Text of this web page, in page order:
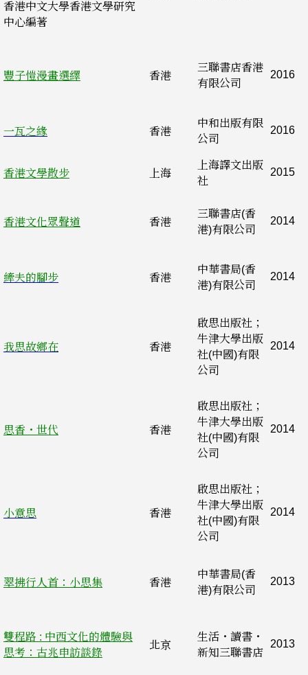
香港中文大學香港文學研究
中心編著
豐子愷漫畫選繹 香港
三聯書店香港
有限公司
2016
一瓦之緣 香港
中和出版有限
公司
2016
香港文學散步 上海
上海譯文出版
社
2015
香港文化眾聲道 香港
三聯書店(香
港)有限公司
2014
縴夫的腳步 香港
中華書局(香
港)有限公司
2014
我思故鄉在 香港
啟思出版社；
牛津大學出版
社(中國)有限
公司
2014
思香・世代 香港
啟思出版社；
牛津大學出版
社(中國)有限
公司
2014
小意思 香港
啟思出版社；
牛津大學出版
社(中國)有限
公司
2014
翠拂行人首：小思集 香港
中華書局(香
港)有限公司
2013
雙程路 : 中西文化的體驗與
思考：古兆申訪談錄
北京
生活・讀書・
新知三聯書店
2013